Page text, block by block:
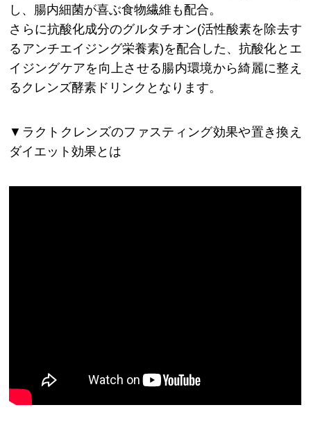
し、腸内細菌が喜ぶ食物繊維も配合。
さらに抗酸化成分のグルタチオン(活性酸素を除去す
るアンチエイジング栄養素)を配合した、抗酸化とエ
イジングケアを向上させる腸内環境から綺麗に整え
るクレンズ酵素ドリンクとなります。
▼ラクトクレンズのファスティング効果や置き換え
ダイエット効果とは